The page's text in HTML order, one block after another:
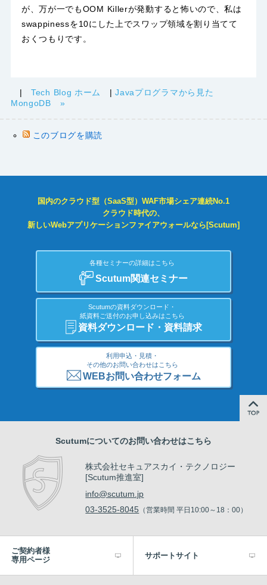
が、万が一でもOOM Killerが発動すると怖いので、私は
swappinessを10にした上でスワップ領域を割り当てて
おくつもりです。
|Tech Blog ホーム |Javaプログラマから見た
MongoDB »
このブログを購読
国内のクラウド型（SaaS型）WAF市場シェア連続No.1
クラウド時代の、
新しいWebアプリケーションファイアウォールなら[Scutum]
各種セミナーの詳細はこちら
Scutum関連セミナー
Scutumの資料ダウンロード・
紙資料ご送付のお申し込みはこちら
資料ダウンロード・資料請求
利用申込・見積・
その他のお問い合わせはこちら
WEBお問い合わせフォーム
Scutumについてのお問い合わせはこちら
株式会社セキュアスカイ・テクノロジー
[Scutum推進室]
info@scutum.jp
03-3525-8045 （営業時間 平日10:00～18：00）
ご契約者様
専用ページ
サポートサイト